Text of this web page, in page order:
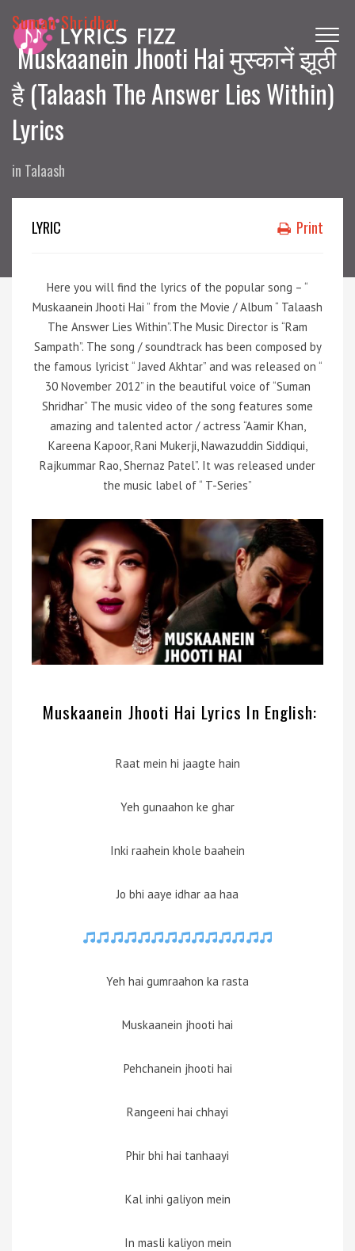
Suman Shridhar
Muskaanein Jhooti Hai मुस्कानें झूठी
है (Talaash The Answer Lies Within)
Lyrics
in Talaash
LYRIC Print
Here you will find the lyrics of the popular song – “
Muskaanein Jhooti Hai ” from the Movie / Album “ Talaash
The Answer Lies Within”.The Music Director is “Ram
Sampath”. The song / soundtrack has been composed by
the famous lyricist “ Javed Akhtar” and was released on “
30 November 2012” in the beautiful voice of “Suman
Shridhar” The music video of the song features some
amazing and talented actor / actress “Aamir Khan,
Kareena Kapoor, Rani Mukerji, Nawazuddin Siddiqui,
Rajkummar Rao, Shernaz Patel”. It was released under
the music label of “ T-Series”
Muskaanein Jhooti Hai Lyrics In English:
Raat mein hi jaagte hain
Yeh gunaahon ke ghar
Inki raahein khole baahein
Jo bhi aaye idhar aa haa
Yeh hai gumraahon ka rasta
Muskaanein jhooti hai
Pehchanein jhooti hai
Rangeeni hai chhayi
Phir bhi hai tanhaayi
Kal inhi galiyon mein
In masli kaliyon mein